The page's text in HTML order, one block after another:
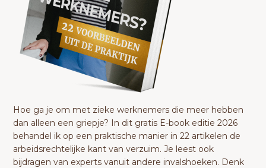
Hoe ga je om met zieke werknemers die meer hebben
dan alleen een griepje? In dit gratis E-book editie 2026
behandel ik op een praktische manier in 22 artikelen de
arbeidsrechtelijke kant van verzuim. Je leest ook
bijdragen van experts vanuit andere invalshoeken. Denk